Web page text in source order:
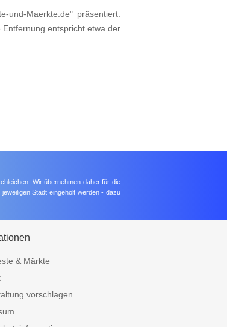
und-Maerkte.de" präsentiert.
entspricht etwa der
Wir übernehmen daher für die
Stadt eingeholt werden - dazu
& Märkte
vorschlagen